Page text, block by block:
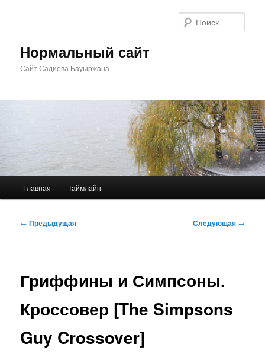
Нормальный сайт
Сайт Садиева Бауыржана
Главная Таймлайн
Навигация
← Предыдущая Следующая →
Гриффины и Симпсоны.
Кроссовер [The Simpsons
Guy Crossover]